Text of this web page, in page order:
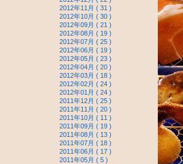
2012年11月 ( 31 )
2012年10月 ( 30 )
2012年09月 ( 21 )
2012年08月 ( 19 )
2012年07月 ( 25 )
2012年06月 ( 19 )
2012年05月 ( 23 )
2012年04月 ( 20 )
2012年03月 ( 18 )
2012年02月 ( 24 )
2012年01月 ( 24 )
2011年12月 ( 25 )
2011年11月 ( 20 )
2011年10月 ( 11 )
2011年09月 ( 19 )
2011年08月 ( 13 )
2011年07月 ( 18 )
2011年06月 ( 17 )
2011年05月 ( 5 )